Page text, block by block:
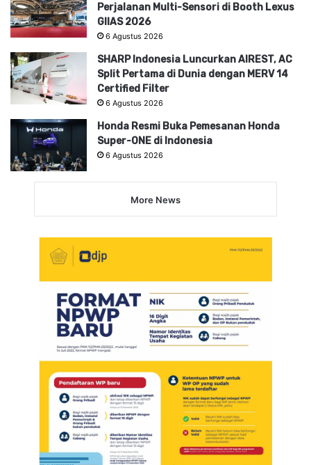
Perjalanan Multi-Sensori di Booth Lexus
GIIAS 2026
6 Agustus 2026
SHARP Indonesia Luncurkan AIREST, AC
Split Pertama di Dunia dengan MERV 14
Certified Filter
6 Agustus 2026
Honda Resmi Buka Pemesanan Honda
Super-ONE di Indonesia
6 Agustus 2026
More News